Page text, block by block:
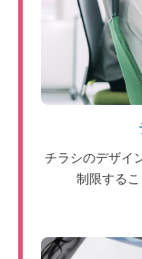
チラシのデザイ
制限するこ